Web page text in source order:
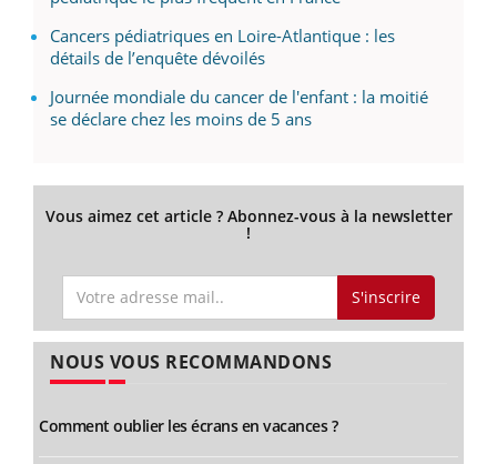
Cancers pédiatriques en Loire-Atlantique : les
détails de l’enquête dévoilés
Journée mondiale du cancer de l'enfant : la moitié
se déclare chez les moins de 5 ans
Vous aimez cet article ? Abonnez-vous à la newsletter
!
S'inscrire
NOUS VOUS RECOMMANDONS
Comment oublier les écrans en vacances ?